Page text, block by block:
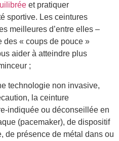
et pratiquer
sportive. Les ceintures
meilleures d’entre elles –
des « coups de pouce »
aider à atteindre plus
;
technologie non invasive,
la ceinture
indiquée ou déconseillée en
(pacemaker), de dispositif
de présence de métal dans ou